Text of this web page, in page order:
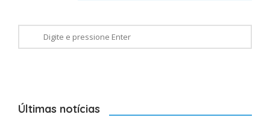
Últimas notícias